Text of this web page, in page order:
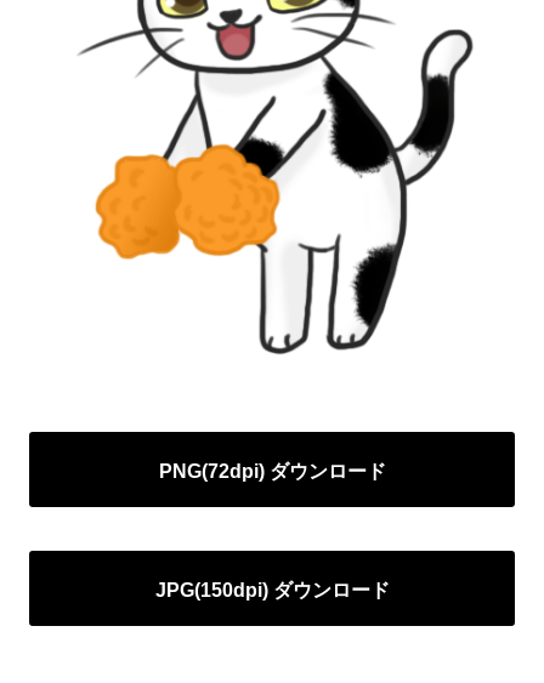
PNG(72dpi) ダウンロード
JPG(150dpi) ダウンロード